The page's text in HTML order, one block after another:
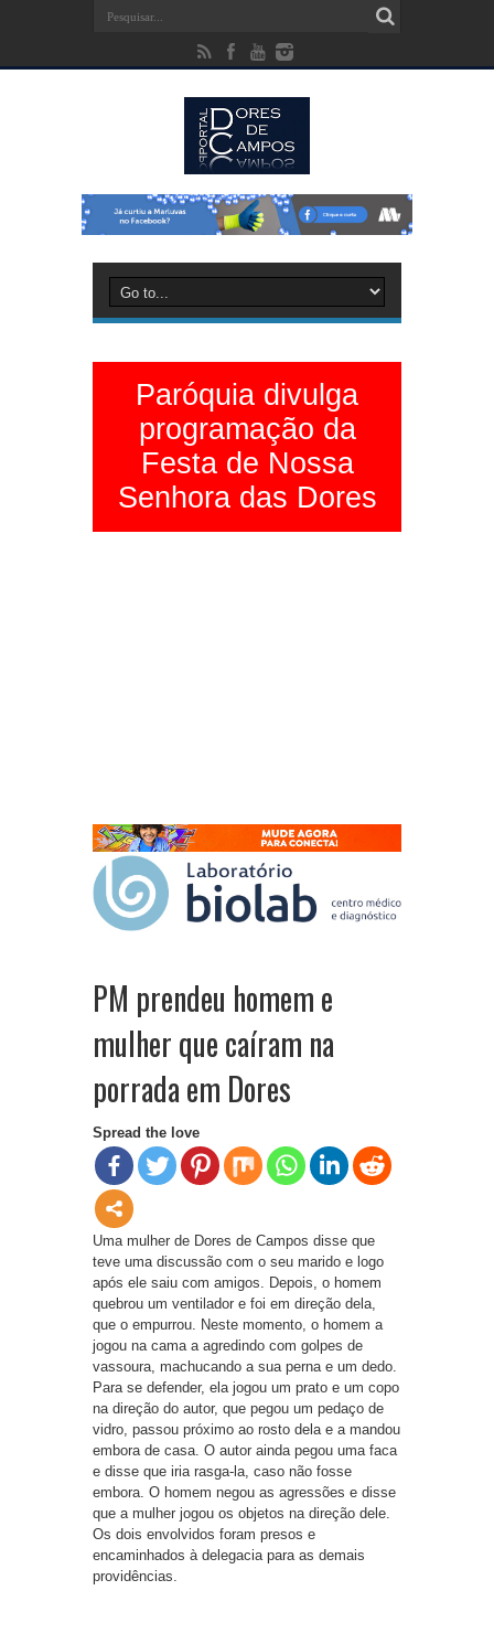
Paróquia divulga
programação da
Festa de Nossa
Senhora das Dores
PM prendeu homem e
mulher que caíram na
porrada em Dores
Spread the love
Uma mulher de Dores de Campos disse que
teve uma discussão com o seu marido e logo
após ele saiu com amigos. Depois, o homem
quebrou um ventilador e foi em direção dela,
que o empurrou. Neste momento, o homem a
jogou na cama a agredindo com golpes de
vassoura, machucando a sua perna e um dedo.
Para se defender, ela jogou um prato e um copo
na direção do autor, que pegou um pedaço de
vidro, passou próximo ao rosto dela e a mandou
embora de casa. O autor ainda pegou uma faca
e disse que iria rasga-la, caso não fosse
embora. O homem negou as agressões e disse
que a mulher jogou os objetos na direção dele.
Os dois envolvidos foram presos e
encaminhados à delegacia para as demais
providências.